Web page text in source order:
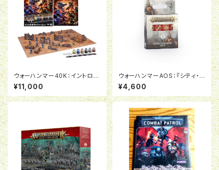
ウォーハンマー40K：イントロダ
クトリーセット（日本語版）
¥11,000
ウォーハンマーAOS：『シティ・オ
ヴ・シグマー』ダイス
¥4,600